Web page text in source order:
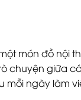
món đồ nội
chuyện giữa
mỗi ngày làm